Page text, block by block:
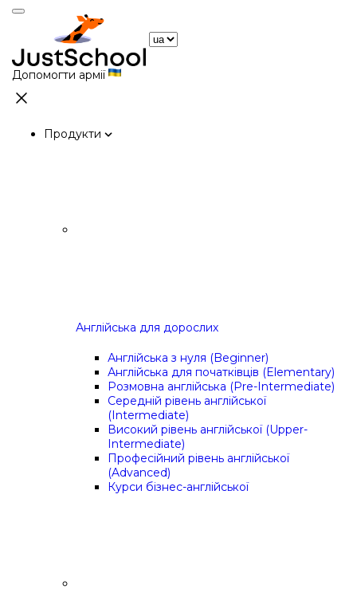
Допомогти армії
Продукти
Англійська для дорослих
Англійська з нуля (Beginner)
Англійська для початківців (Elementary)
Розмовна англійська (Pre-Intermediate)
Середній рівень англійської
(Intermediate)
Високий рівень англійської (Upper-
Intermediate)
Професійний рівень англійської
(Advanced)
Курси бізнес-англійської